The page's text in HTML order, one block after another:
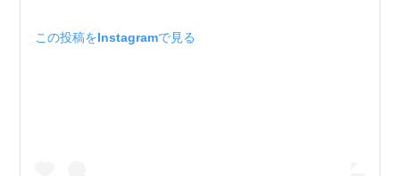
この投稿をInstagramで見る